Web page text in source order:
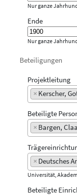
Nur ganze
Ende
Nur ganze
Beteiligungen
Projektleitung
× Kerscher,
Beteiligte
× Bargen,
× Deutsches
Universität,
Beteiligte